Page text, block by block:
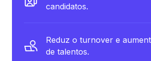
candidatos.
Reduz o turnover e
de talentos.